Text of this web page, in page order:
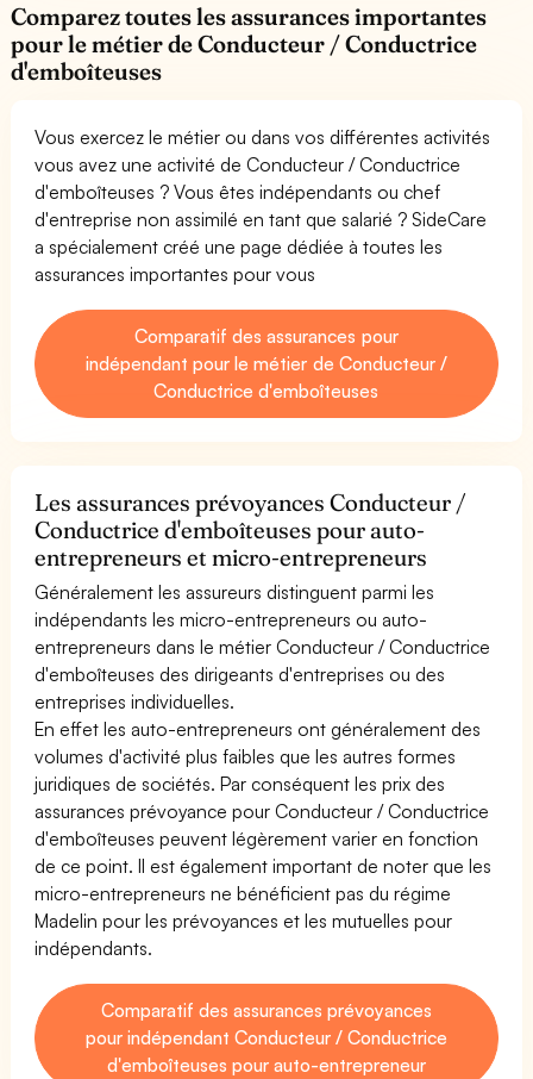
Comparez toutes les assurances importantes
pour le métier de Conducteur / Conductrice
d'emboîteuses
Vous exercez le métier ou dans vos différentes activités
vous avez une activité de Conducteur / Conductrice
d'emboîteuses ? Vous êtes indépendants ou chef
d'entreprise non assimilé en tant que salarié ? SideCare
a spécialement créé une page dédiée à toutes les
assurances importantes pour vous
Comparatif des assurances pour
indépendant pour le métier de Conducteur /
Conductrice d'emboîteuses
Les assurances prévoyances Conducteur /
Conductrice d'emboîteuses pour auto-
entrepreneurs et micro-entrepreneurs
Généralement les assureurs distinguent parmi les
indépendants les micro-entrepreneurs ou auto-
entrepreneurs dans le métier Conducteur / Conductrice
d'emboîteuses des dirigeants d'entreprises ou des
entreprises individuelles.
En effet les auto-entrepreneurs ont généralement des
volumes d'activité plus faibles que les autres formes
juridiques de sociétés. Par conséquent les prix des
assurances prévoyance pour Conducteur / Conductrice
d'emboîteuses peuvent légèrement varier en fonction
de ce point. Il est également important de noter que les
micro-entrepreneurs ne bénéficient pas du régime
Madelin pour les prévoyances et les mutuelles pour
indépendants.
Comparatif des assurances prévoyances
pour indépendant Conducteur / Conductrice
d'emboîteuses pour auto-entrepreneur